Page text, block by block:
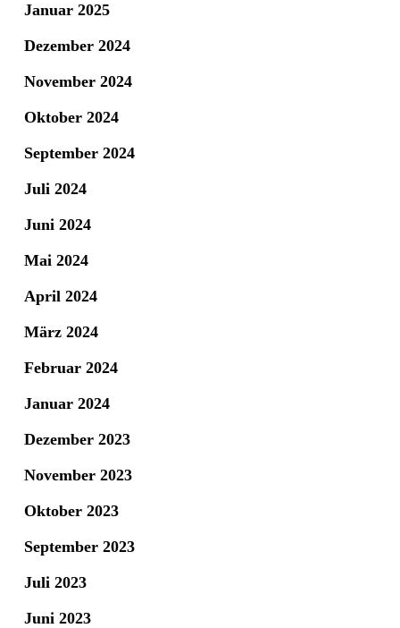
Januar 2025
Dezember 2024
November 2024
Oktober 2024
September 2024
Juli 2024
Juni 2024
Mai 2024
April 2024
März 2024
Februar 2024
Januar 2024
Dezember 2023
November 2023
Oktober 2023
September 2023
Juli 2023
Juni 2023